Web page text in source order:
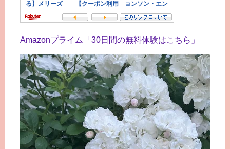
Amazonプライム「30日間の無料体験はこちら」